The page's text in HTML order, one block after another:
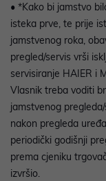
• *Kako bi jamstvo
isteka prve, te prije
jamstvenog roka,
pregled/servis vrši
servisiranje HAIER i
Vlasnik treba voditi
jamstvenog
nakon pregleda
periodički godišnji
prema cjeniku
izvršio.